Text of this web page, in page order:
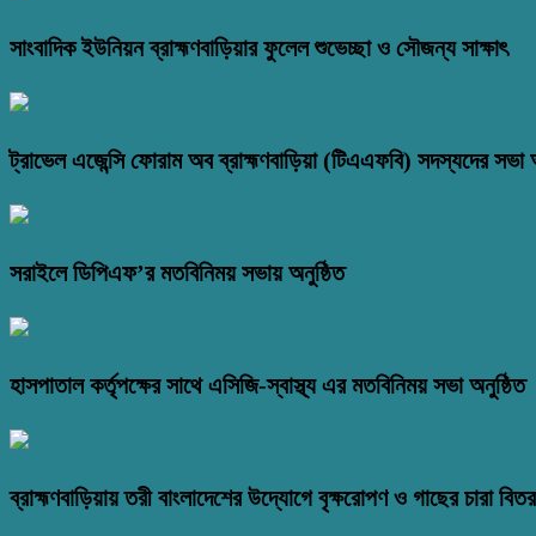
সাংবাদিক ইউনিয়ন ব্রাহ্মণবাড়িয়ার ফুলেল শুভেচ্ছা ও সৌজন্য সাক্ষাৎ
ট্রাভেল এজেন্সি ফোরাম অব ব্রাহ্মণবাড়িয়া (টিএএফবি) সদস্যদের সভা
সরাইলে ডিপিএফ’র মতবিনিময় সভায় অনুষ্ঠিত
হাসপাতাল কর্তৃপক্ষের সাথে এসিজি-স্বাস্থ্য এর মতবিনিময় সভা অনুষ্ঠিত
ব্রাহ্মণবাড়িয়ায় তরী বাংলাদেশের উদ্যোগে বৃক্ষরোপণ ও গাছের চারা